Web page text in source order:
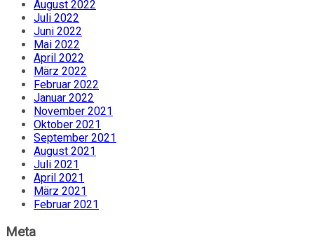
August 2022
Juli 2022
Juni 2022
Mai 2022
April 2022
März 2022
Februar 2022
Januar 2022
November 2021
Oktober 2021
September 2021
August 2021
Juli 2021
April 2021
März 2021
Februar 2021
Meta